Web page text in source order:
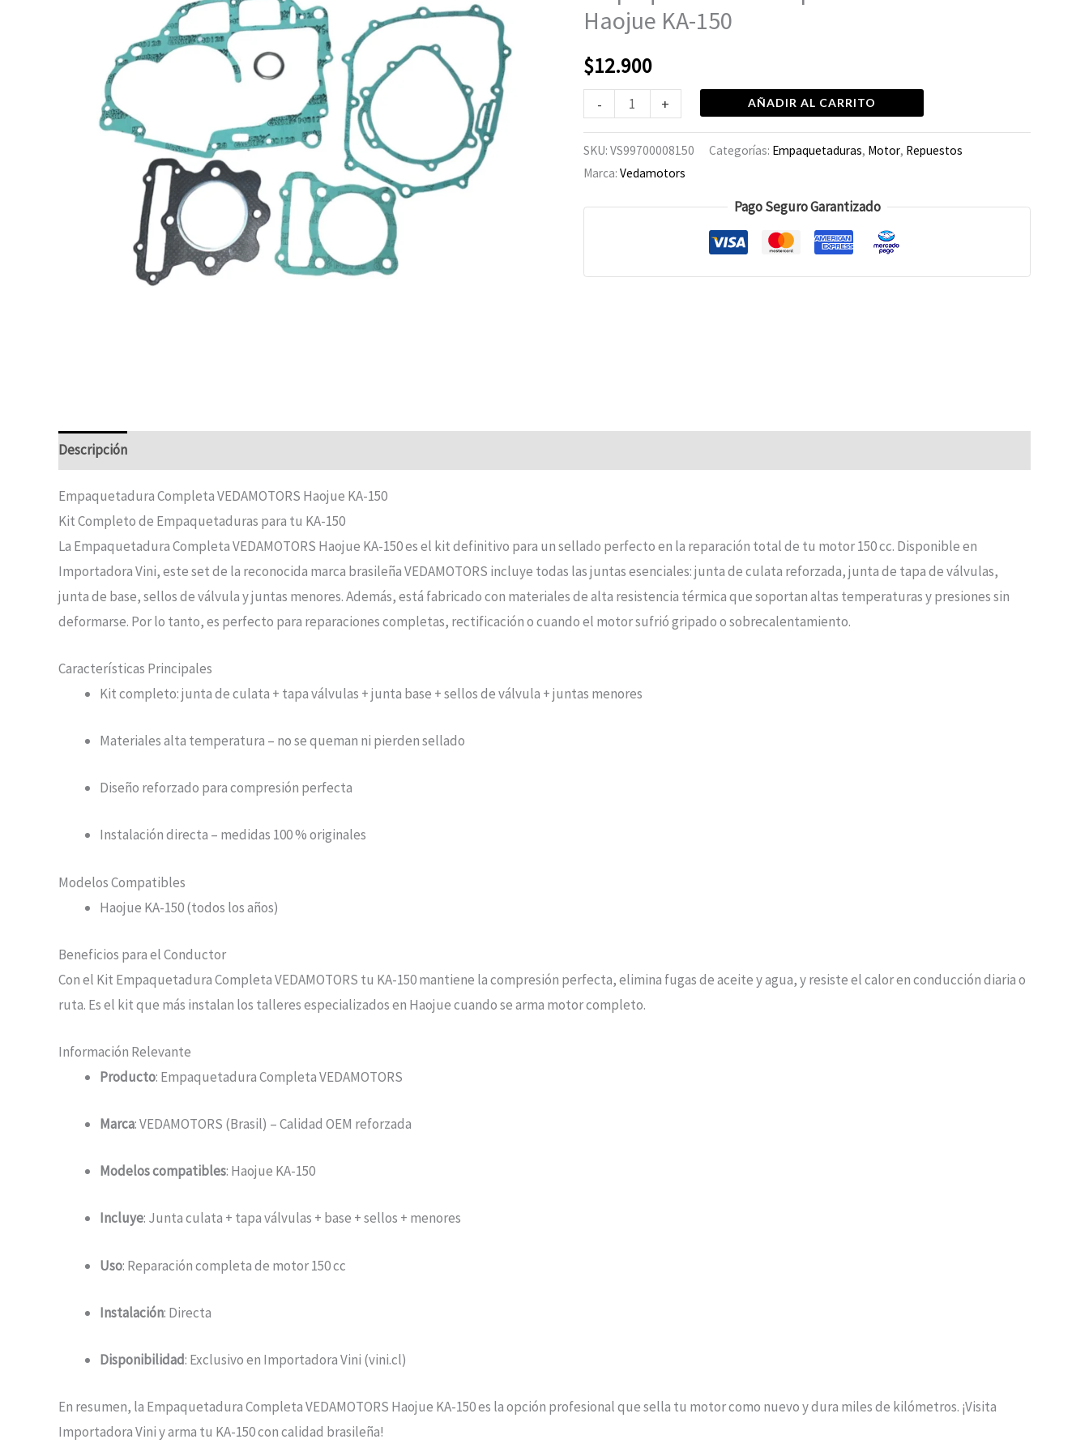
Haojue KA-150
$12.900
-
150
+ AÑADIR AL CARRITO
SKU: VS99700008150 Categorías: Empaquetaduras, Motor, Repuestos
Marca: Vedamotors
Pago Seguro Garantizado
Descripción
Empaquetadura Completa VEDAMOTORS Haojue KA-150
Kit Completo de Empaquetaduras para tu KA-150
La Empaquetadura Completa VEDAMOTORS Haojue KA-150 es el kit definitivo para un sellado perfecto en la reparación total de tu motor 150 cc. Disponible en
Importadora Vini, este set de la reconocida marca brasileña VEDAMOTORS incluye todas las juntas esenciales: junta de culata reforzada, junta de tapa de válvulas,
junta de base, sellos de válvula y juntas menores. Además, está fabricado con materiales de alta resistencia térmica que soportan altas temperaturas y presiones sin
deformarse. Por lo tanto, es perfecto para reparaciones completas, rectificación o cuando el motor sufrió gripado o sobrecalentamiento.
Características Principales
Kit completo: junta de culata + tapa válvulas + junta base + sellos de válvula + juntas menores
Materiales alta temperatura – no se queman ni pierden sellado
Diseño reforzado para compresión perfecta
Instalación directa – medidas 100 % originales
Modelos Compatibles
Haojue KA-150 (todos los años)
Beneficios para el Conductor
Con el Kit Empaquetadura Completa VEDAMOTORS tu KA-150 mantiene la compresión perfecta, elimina fugas de aceite y agua, y resiste el calor en conducción diaria o
ruta. Es el kit que más instalan los talleres especializados en Haojue cuando se arma motor completo.
Información Relevante
Producto: Empaquetadura Completa VEDAMOTORS
Marca: VEDAMOTORS (Brasil) – Calidad OEM reforzada
Modelos compatibles: Haojue KA-150
Incluye: Junta culata + tapa válvulas + base + sellos + menores
Uso: Reparación completa de motor 150 cc
Instalación: Directa
Disponibilidad: Exclusivo en Importadora Vini (vini.cl)
En resumen, la Empaquetadura Completa VEDAMOTORS Haojue KA-150 es la opción profesional que sella tu motor como nuevo y dura miles de kilómetros. ¡Visita
Importadora Vini y arma tu KA-150 con calidad brasileña!